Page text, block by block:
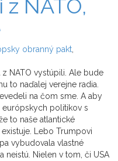
NATO,
obranný pakt
NATO vystúpili. Ale bude
to naďalej verejne radia.
na čom sme. A aby
politikov s
to naše atlantické
Lebo Trumpovi
vybudovala vlastné
neistú. Nielen v tom, či USA